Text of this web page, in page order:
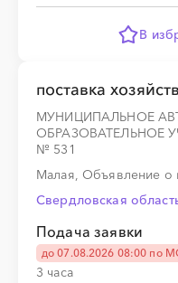
В
поставка
МУНИЦИПАЛЬНОЕ
ОБРАЗОВАТЕЛЬНОЕ
№ 531
Малая, Объявление о
Свердловская
Подача заявки
до 07.08.2026 08:00 по
3 часа